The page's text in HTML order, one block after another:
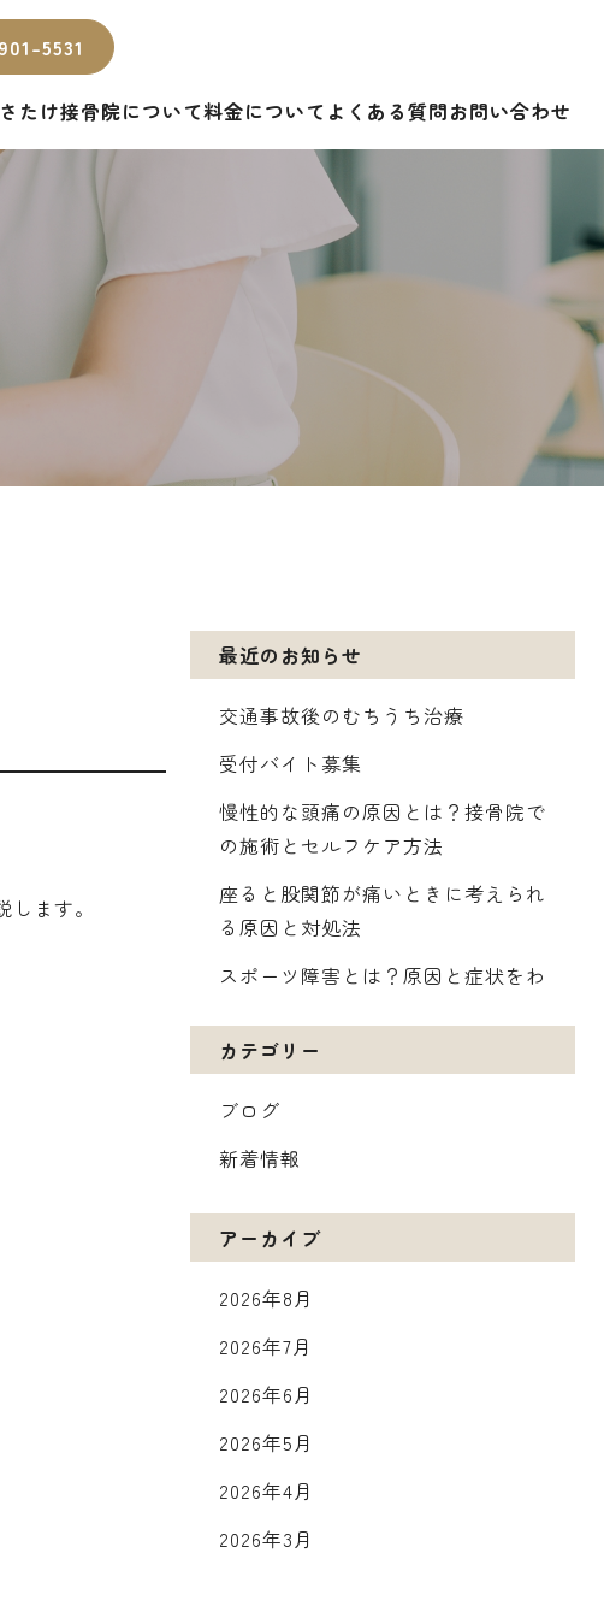
5531
さたけ接骨院について料金について よくある質問お問い合わせ
ます。
最近のお知らせ
交通事故後のむちうち治療
受付バイト募集
慢性的な頭痛の原因とは？接骨院で
の施術とセルフケア方法
座ると股関節が痛いときに考えられ
る原因と対処法
スポーツ障害とは？原因と症状をわ
カテゴリー
ブログ
新着情報
アーカイブ
2026年8月
2026年7月
2026年6月
2026年5月
2026年4月
2026年3月